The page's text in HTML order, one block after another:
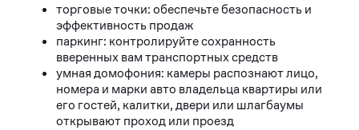
торговые точки: обеспечьте безопасность и
эффективность продаж
паркинг: контролируйте сохранность
вверенных вам транспортных средств
умная домофония: камеры распознают лицо,
номера и марки авто владельца квартиры или
его гостей, калитки, двери или шлагбаумы
открывают проход или проезд